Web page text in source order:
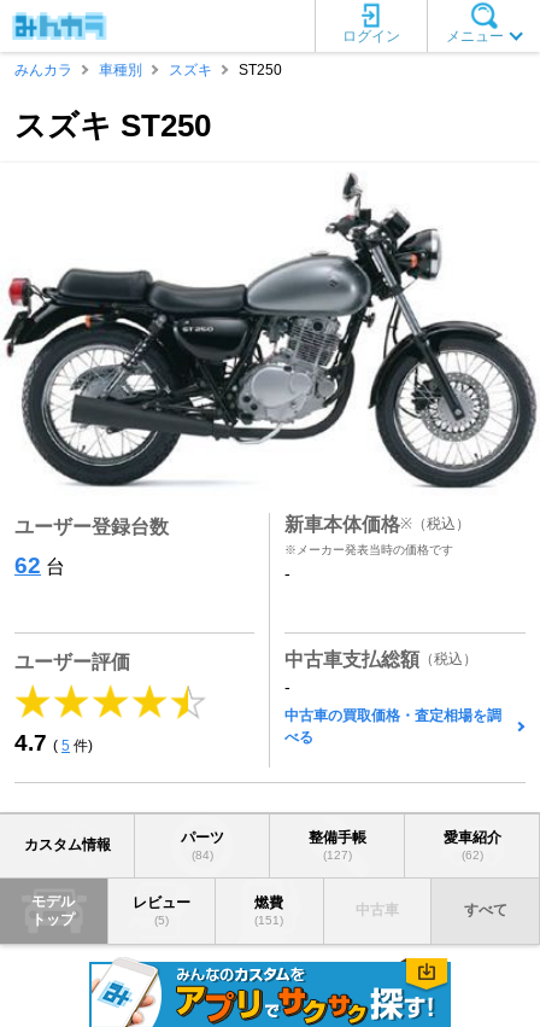
メニュー
ログイン
みんカラ
車種別 スズキ ST250
スズキ ST250
ユーザー登録台数
62 台
ユーザー評価
4.7 ( 5 件)
新車本体価格※ （税込）
※メーカー発表当時の価格です
-
中古車支払総額 （税込）
-
中古車の買取価格・査定相場を調
べる
カスタム情報 パーツ
(84)
整備手帳
(127)
愛車紹介
(62)
モデル
トップ
レビュー
(5)
燃費
(151)
中古車 すべて